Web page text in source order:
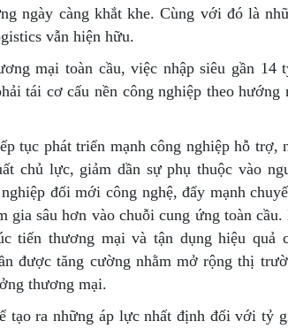
ngày càng khắt khe. Cùng với đó là
vẫn hiện hữu.
mại toàn cầu, việc nhập siêu gần
tái cơ cấu nền công nghiệp theo hướng
tục phát triển mạnh công nghiệp hỗ trợ,
chủ lực, giảm dần sự phụ thuộc vào
đổi mới công nghệ, đẩy mạnh
gia sâu hơn vào chuỗi cung ứng toàn cầu.
tiến thương mại và tận dụng hiệu quả
được tăng cường nhằm mở rộng thị
thương mại.
tạo ra những áp lực nhất định đối với tỷ